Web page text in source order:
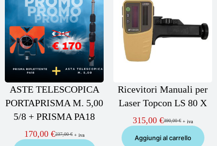
OFFERTA
ASTE TELESCOPICA
PORTAPRISMA M. 5,00
5/8 + PRISMA PA18
237,00€
Il
170,00 €
Il
+ iva
Ricevitori Manuali per
Laser Topcon LS 80 X
390,00€
Il
originale
315,00 €
Il
attuale
+ iva
Aggiungi al carrello